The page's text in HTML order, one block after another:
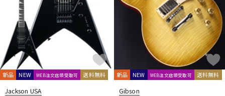
キーボード 電子ピアノ
管楽器 その他楽器
新品 NEW WEB注文店頭受取可 送料無料
Jackson USA
新品 NEW WEB注文店頭受取可 送料無料
Gibson